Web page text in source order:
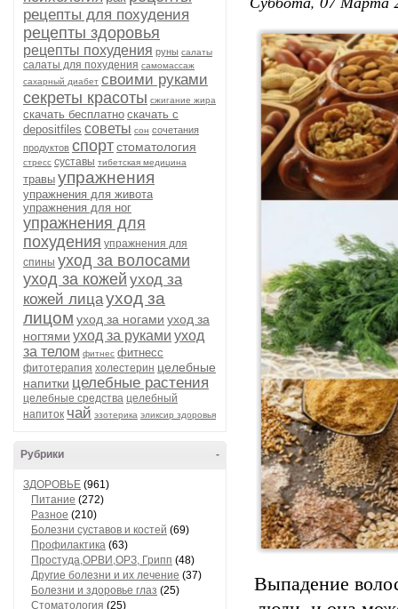
рецепты для похудения
рецепты здоровья
рецепты похудения руны салаты
салаты для похудения самомассаж
сахарный диабет своими руками
секреты красоты сжигание жира
скачать бесплатно скачать с
depositfiles советы сон сочетания
продуктов спортстоматология
стресс суставы тибетская медицина
травы упражнения
упражнения для живота
упражнения для ног
упражнения для
похудения упражнения для
спины уход за волосами
уход за кожей уход за
кожей лицауход за
лицом уход за ногами уход за
ногтями уход за руками уход
за телом фитнес фитнесс
фитотерапия холестерин целебные
напитки целебные растения
целебные средства целебный
напиток чай эзотерика эликсир здоровья
-
Рубрики
ЗДОРОВЬЕ (961)
Питание (272)
Разное (210)
Болезни суставов и костей (69)
Профилактика (63)
Простуда,ОРВИ,ОРЗ, Грипп (48)
Другие болезни и их лечение (37)
Болезни и здоровье глаз (25)
Стоматология (25)
Выпадение